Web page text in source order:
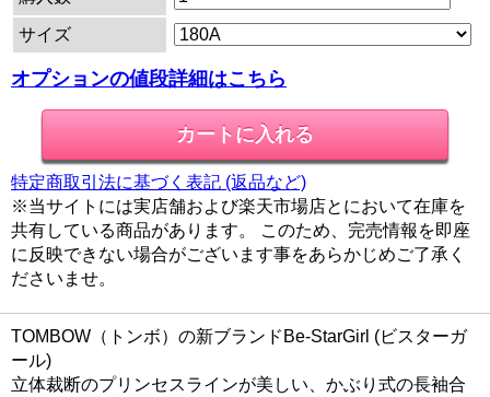
サイズ
オプションの値段詳細はこちら
特定商取引法に基づく表記 (返品など)
※当サイトには実店舗および楽天市場店とにおいて在庫を
共有している商品があります。 このため、完売情報を即座
に反映できない場合がございます事をあらかじめご了承く
ださいませ。
TOMBOW（トンボ）の新ブランドBe-StarGirl (ビスターガ
ール)
立体裁断のプリンセスラインが美しい、かぶり式の長袖合